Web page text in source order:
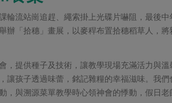
流站崗追趕、繩索掛上光碟片嚇阻，最後中
「拾穗」畫展，以麥稈布置拾穗稻草人，
，提供種子及技術，讓教學現場充滿活力與
孩子透過味蕾，銘記雜糧的幸福滋味。我們
，與溯源菜單教學時心領神會的悸動，假日